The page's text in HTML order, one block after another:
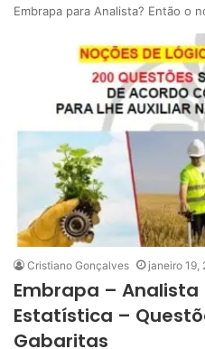
Embrapa para Analista? Então o
Cristiano Gonçalves janeiro 19,
Embrapa – Analista
Estatística –
Gabaritas